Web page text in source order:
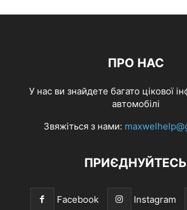
ПРО НАС
У нас ви знайдете багато цікової
автомобілі
Звяжіться з нами:
ПРИЄДНУЙТЕСЬ
Facebook Instagram